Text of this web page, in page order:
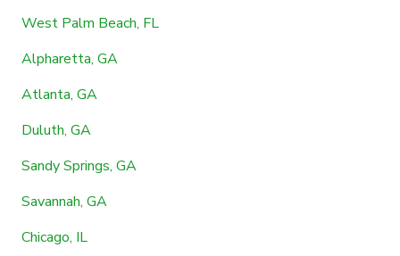
West Palm Beach, FL
Alpharetta, GA
Atlanta, GA
Duluth, GA
Sandy Springs, GA
Savannah, GA
Chicago, IL